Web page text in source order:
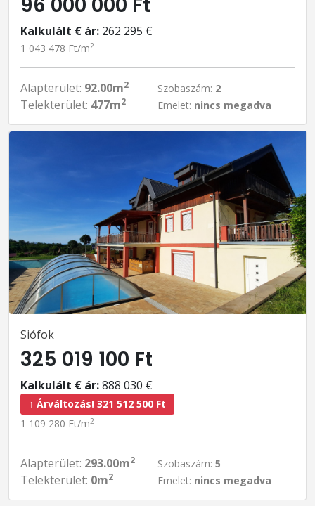
Kalkulált € ár: 262 295 €
1 043 478 Ft/m2
Alapterület: 92.00m2
Telekterület: 477m2
Szobaszám: 2
Emelet: nincs megadva
Siófok
325 019 100 Ft
Kalkulált € ár:888 030 €
↑ Árváltozás! 321 512 500 Ft
1 109 280 Ft/m2
Alapterület: 293.00m2
Telekterület: 0m2
Szobaszám: 5
Emelet: nincs megadva